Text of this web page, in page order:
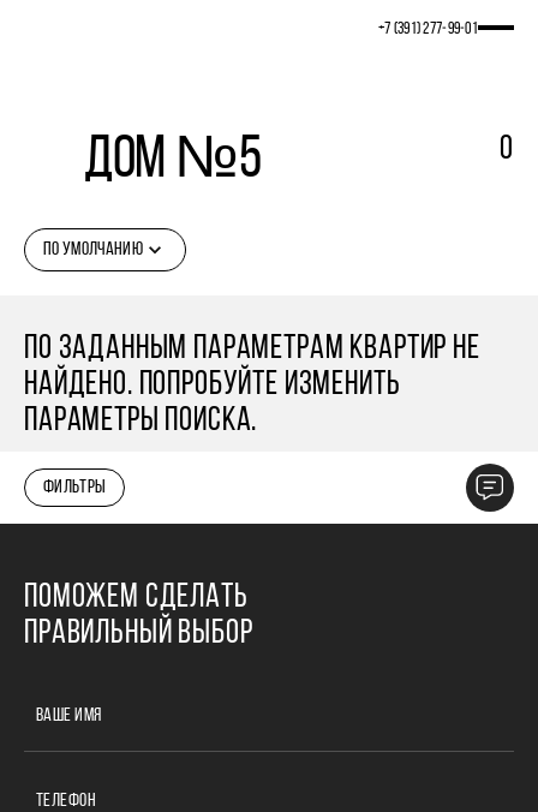
+7 (391) 277‒99‒01
Дом №5 0
ФИЛЬТРЫ
ПО УМОЛЧАНИЮ
ПО ЗАДАННЫМ ПАРАМЕТРАМ КВАРТИР НЕ
НАЙДЕНО. ПОПРОБУЙТЕ ИЗМЕНИТЬ
ПАРАМЕТРЫ ПОИСКА.
ПОМОЖЕМ СДЕЛАТЬ
ПРАВИЛЬНЫЙ ВЫБОР
ВАШЕ ИМЯ
ТЕЛЕФОН